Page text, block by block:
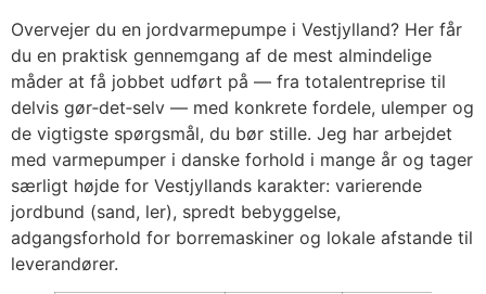
Overvejer du en jordvarmepumpe i Vestjylland? Her får
du en praktisk gennemgang af de mest almindelige
måder at få jobbet udført på — fra totalentreprise til
delvis gør‑det‑selv — med konkrete fordele, ulemper og
de vigtigste spørgsmål, du bør stille. Jeg har arbejdet
med varmepumper i danske forhold i mange år og tager
særligt højde for Vestjyllands karakter: varierende
jordbund (sand, ler), spredt bebyggelse,
adgangsforhold for borremaskiner og lokale afstande til
leverandører.